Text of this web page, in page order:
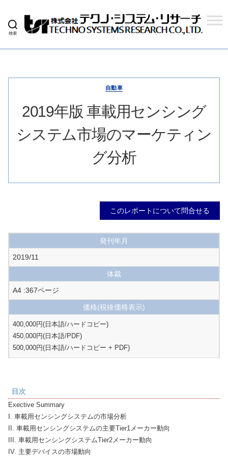
検索
式
テ
ク
シ
ス
ム
リ
サ
ー
自動車
2019年版 車載用センシング
システム市場のマーケティン
グ分析
このレポートについて問合せる
発刊年月
2019/11
体裁
A4 :367ページ
価格(税抜価格表示)
400,000円(日本語/ハードコピー)
450,000円(日本語/PDF)
500,000円(日本語/ハードコピー + PDF)
目次
Exective Summary
I. 車載用センシングシステムの市場分析
II. 車載用センシングシステムの主要Tier1メーカー動向
III. 車載用センシングシステムTier2メーカー動向
IV. 主要デバイスの市場動向